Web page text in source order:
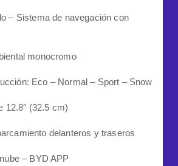
– Sistema de navegación con
monocromo
Eco – Normal – Sport – Snow
12.8″ (32.5 cm)
delanteros y traseros
– BYD APP